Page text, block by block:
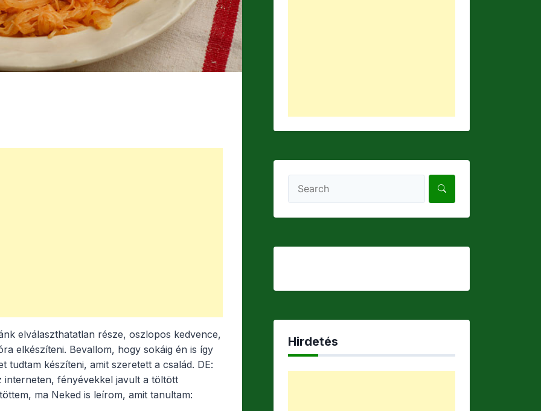
elválaszthatatlan része, oszlopos kedvence,
elkészíteni. Bevallom, hogy sokáig én is így
tudtam készíteni, amit szeretett a család. DE:
interneten, fényévekkel javult a töltött
ma Neked is leírom, amit tanultam:
Hirdetés